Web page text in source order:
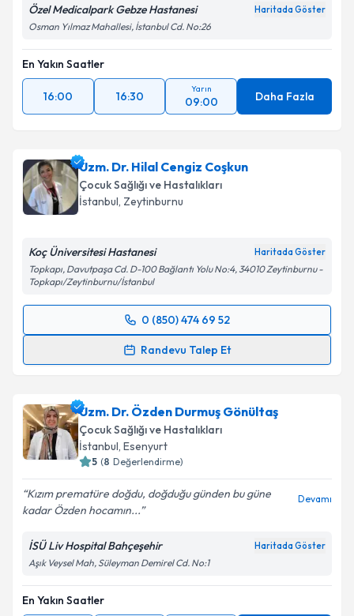
Kişisel verilerimin işlenmesine ilişkin
Metni'ni okudum ve kişisel verilerimin belirtilen
kapsamda işlenmesini kabul ediyorum.
Takvim Talebini Gönder
Özel Medicalpark Gebze Hastanesi Haritada Göster
Osman Yılmaz Mahallesi, İstanbul Cd. No:26
En Yakın Saatler
16:00 16:30
Yarın
09:00 Daha Fazla
Uzm. Dr. Hilal Cengiz Coşkun
Çocuk Sağlığı ve Hastalıkları
İstanbul, Zeytinburnu
Koç Üniversitesi Hastanesi Haritada Göster
Topkapı, Davutpaşa Cd. D-100 Bağlantı Yolu No:4, 34010 Zeytinburnu -
Topkapı/Zeytinburnu/İstanbul
0 (850) 474 69 52
Randevu Talep Et
Randevu Takvimi Talebi
için bir takvim hazırlandığında e-posta ile
bilgilendireceğiz.
E-posta Adresiniz
Metni'ni okudum ve kişisel verilerimin belirtilen
kapsamda işlenmesini kabul ediyorum.
Uzm. Dr. Özden Durmuş Gönültaş
Çocuk Sağlığı ve Hastalıkları
İstanbul, Esenyurt
5 (8 Değerlendirme)
Kızım prematüre doğdu, doğduğu günden bu güne
kadar Özden hocamın...
Devamı
İSÜ Liv Hospital Bahçeşehir Haritada Göster
Aşık Veysel Mah, Süleyman Demirel Cd. No:1
En Yakın Saatler